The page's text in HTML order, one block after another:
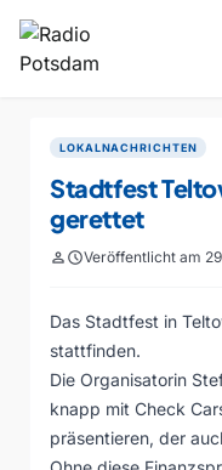
LOKALNACHRICHTEN
Stadtfest
gerettet
personscheduleVeröffentlicht am
Das Stadtfest in
stattfinden.
Die Organisatorin
knapp mit Check
präsentieren, der